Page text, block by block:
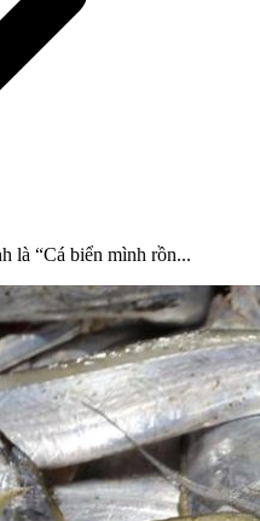
là “Cá biển mình rồn...